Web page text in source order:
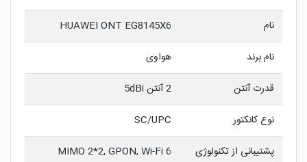
نام
HUAWEI ONT EG8145X6
نام برند
هواوی
قدرت آنتن
2 آنتن 5dBi
نوع کانکتور
SC/UPC
پشتیبانی از تکنولوژی
MIMO 2*2, GPON, Wi-Fi 6